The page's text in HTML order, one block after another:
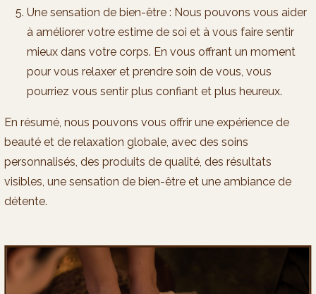
Une sensation de bien-être : Nous pouvons vous aider
à améliorer votre estime de soi et à vous faire sentir
mieux dans votre corps. En vous offrant un moment
pour vous relaxer et prendre soin de vous, vous
pourriez vous sentir plus confiant et plus heureux.
En résumé, nous pouvons vous offrir une expérience de
beauté et de relaxation globale, avec des soins
personnalisés, des produits de qualité, des résultats
visibles, une sensation de bien-être et une ambiance de
détente.